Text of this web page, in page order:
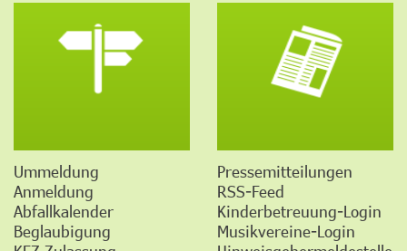
Ummeldung
Anmeldung
Abfallkalender
Beglaubigung
Pressemitteilungen
RSS-Feed
Kinderbetreuung-Login
Musikvereine-Login